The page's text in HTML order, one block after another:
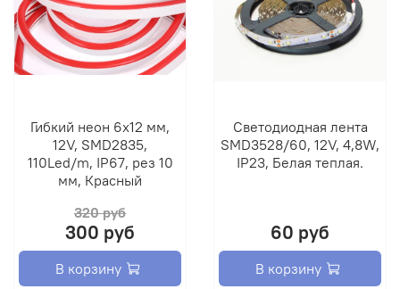
Гибкий неон 6х12 мм,
12V, SMD2835,
110Led/m, IP67, рез 10
мм, Красный
320 руб
300 руб
В корзину
Светодиодная лента
SMD3528/60, 12V, 4,8W,
IP23, Белая теплая.
60 руб
В корзину